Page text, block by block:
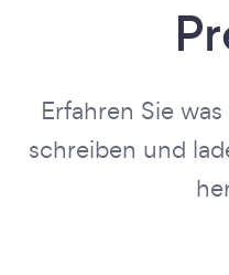
Erfahren Sie
schreiben und